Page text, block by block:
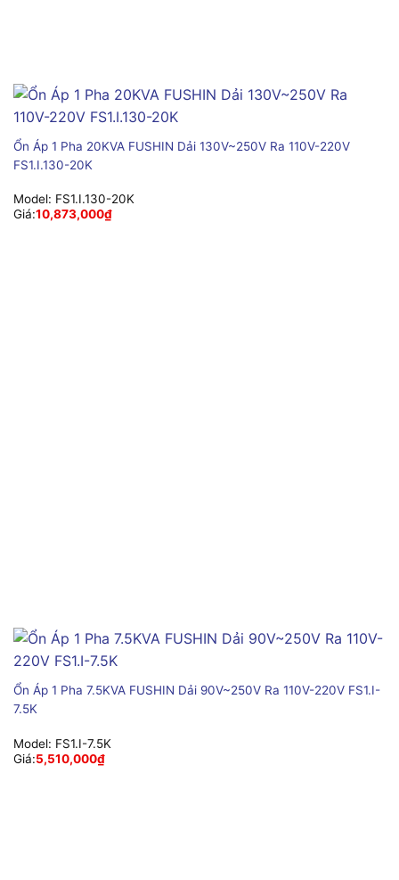
Ổn Áp 1 Pha 20KVA FUSHIN Dải 130V~250V Ra 110V-220V
FS1.I.130-20K
Model: FS1.I.130-20K
Giá:10,873,000₫
Ổn Áp 1 Pha 7.5KVA FUSHIN Dải 90V~250V Ra 110V-220V FS1.I-
7.5K
Model: FS1.I-7.5K
Giá:5,510,000₫